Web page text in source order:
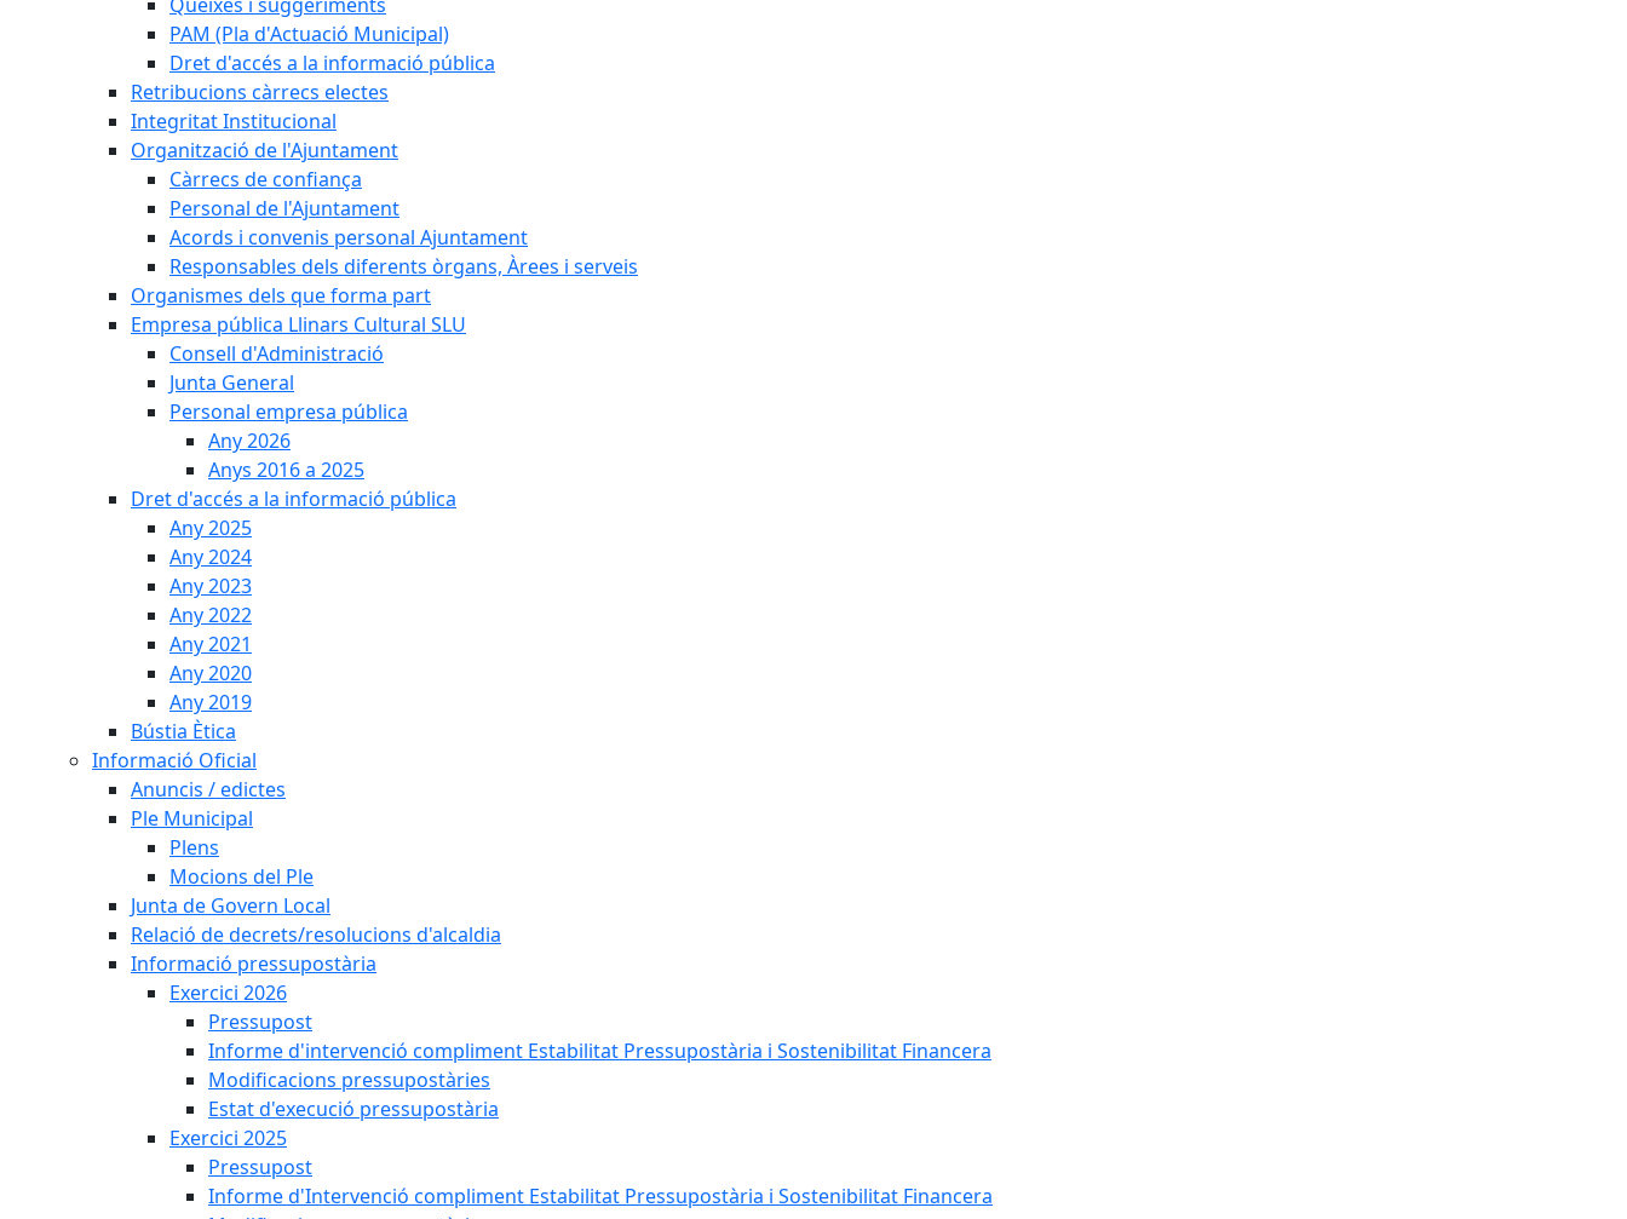
PAM (Pla d'Actuació Municipal)
Dret d'accés a la informació pública
Retribucions càrrecs electes
Integritat Institucional
Organització de l'Ajuntament
Càrrecs de confiança
Personal de l'Ajuntament
Acords i convenis personal Ajuntament
Responsables dels diferents òrgans, Àrees i serveis
Organismes dels que forma part
Empresa pública Llinars Cultural SLU
Consell d'Administració
Junta General
Personal empresa pública
Any 2026
Anys 2016 a 2025
Dret d'accés a la informació pública
Any 2025
Any 2024
Any 2023
Any 2022
Any 2021
Any 2020
Any 2019
Bústia Ètica
Informació Oficial
Anuncis / edictes
Ple Municipal
Plens
Mocions del Ple
Junta de Govern Local
Relació de decrets/resolucions d'alcaldia
Informació pressupostària
Exercici 2026
Pressupost
Informe d'intervenció compliment Estabilitat Pressupostària i Sostenibilitat Financera
Modificacions pressupostàries
Estat d'execució pressupostària
Exercici 2025
Pressupost
Informe d'Intervenció compliment Estabilitat Pressupostària i Sostenibilitat Financera